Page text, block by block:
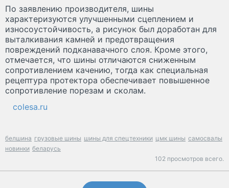
По заявлению производителя, шины
характеризуются улучшенными сцеплением и
износоустойчивость, а рисунок был доработан для
выталкивания камней и предотвращения
повреждений подканавачного слоя. Кроме этого,
отмечается, что шины отличаются сниженным
сопротивлением качению, тогда как специальная
рецептура протектора обеспечивает повышенное
сопротивление порезам и сколам.
colesa.ru
белшина грузовые шины шины для спецтехники цмк шины самосвалы
новинки беларусь
102 просмотров всего.